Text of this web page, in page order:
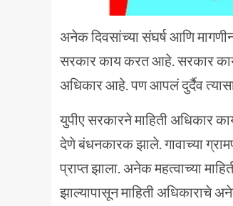
अनेक दिवसांच्या संघर्ष आणि
सरकार काय करत आहे. सरकार
अधिकार आहे. पण आपलं दुर्दैव
युपीए सरकारने माहिती अधिकार
देणे बंधनकारक झाले. गावाच्या
प्राप्त झाला. अनेक महत्वाच्या
झाल्यापासून माहिती अधिकाराचे